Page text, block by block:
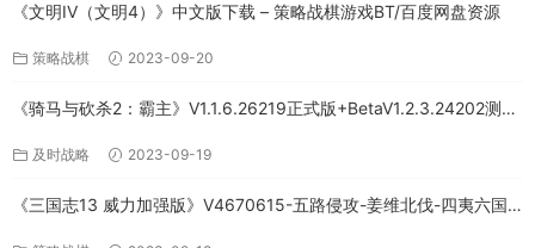
《文明IV（文明4）》中文版下载 – 策略战棋游戏BT/百度网盘资源
策略战棋 2023-09-20
《骑马与砍杀2：霸主》V1.1.6.26219正式版+BetaV1.2.3.24202测试
及时战略 2023-09-19
《三国志13 威力加强版》V4670615-五路侵攻-姜维北伐-四夷六国